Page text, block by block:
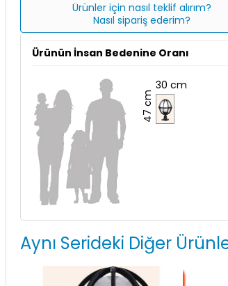
Ürünler için nasıl teklif alırım?
Nasıl sipariş ederim?
Ürünün İnsan Bedenine Oranı
30 cm
47 cm
Aynı Serideki Diğer